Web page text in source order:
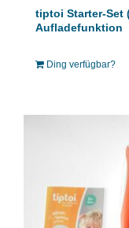
tiptoi Starter-Set
Aufladefunktion
Ding verfügbar?